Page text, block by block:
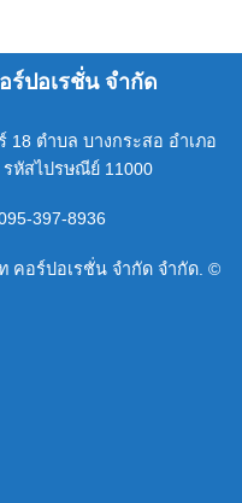
ร์ปอเรชั่น จำกัด
18 ตำบล บางกระสอ อำเภอ
หัสไปรษณีย์ 11000
397-8936
คอร์ปอเรชั่น จำกัด จำกัด. ©